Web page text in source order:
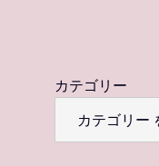
カテゴリー